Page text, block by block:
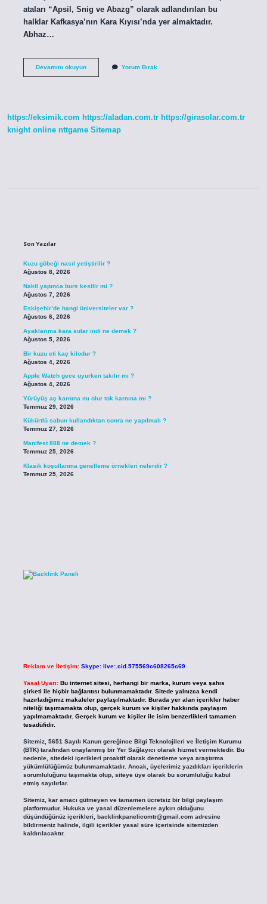
ataları “Apsil, Snig ve Abazg” olarak adlandırılan bu
halklar Kafkasya’nın Kara Kıyısı’nda yer almaktadır.
Abhaz…
Devamını okuyunAbzeh
Yorum Bırak
https://eksimik.com https://aladan.com.tr https://girasolar.com.tr
knight online nttgame Sitemap
Son Yazılar
Kuzu göbeği nasıl yetiştirilir ?
Ağustos 8, 2026
Nakil yapınca burs kesilir mi ?
Ağustos 7, 2026
Eskişehir’de hangi üniversiteler var ?
Ağustos 6, 2026
Ayaklarıma kara sular indi ne demek ?
Ağustos 5, 2026
Bir kuzu eti kaç kilodur ?
Ağustos 4, 2026
Apple Watch gece uyurken takılır mı ?
Ağustos 4, 2026
Yürüyüş aç karnına mı olur tok karnına mı ?
Temmuz 29, 2026
Kükürtlü sabun kullandıktan sonra ne yapılmalı ?
Temmuz 27, 2026
Manifest 888 ne demek ?
Temmuz 25, 2026
Klasik koşullanma genelleme örnekleri nelerdir ?
Temmuz 25, 2026
Reklam ve İletişim: Skype: live:.cid.575569c608265c69
Yasal Uyarı: Bu internet sitesi, herhangi bir marka, kurum veya şahıs
şirketi ile hiçbir bağlantısı bulunmamaktadır. Sitede yalnızca kendi
hazırladığımız makaleler paylaşılmaktadır. Burada yer alan içerikler haber
niteliği taşımamakta olup, gerçek kurum ve kişiler hakkında paylaşım
yapılmamaktadır. Gerçek kurum ve kişiler ile isim benzerlikleri tamamen
tesadüfidir.
Sitemiz, 5651 Sayılı Kanun gereğince Bilgi Teknolojileri ve İletişim Kurumu
(BTK) tarafından onaylanmış bir Yer Sağlayıcı olarak hizmet vermektedir. Bu
nedenle, sitedeki içerikleri proaktif olarak denetleme veya araştırma
yükümlülüğümüz bulunmamaktadır. Ancak, üyelerimiz yazdıkları içeriklerin
sorumluluğunu taşımakta olup, siteye üye olarak bu sorumluluğu kabul
etmiş sayılırlar.
Sitemiz, kar amacı gütmeyen ve tamamen ücretsiz bir bilgi paylaşım
platformudur. Hukuka ve yasal düzenlemelere aykırı olduğunu
düşündüğünüz içerikleri, backlinkpanelicomtr@gmail.comadresine
bildirmeniz halinde, ilgili içerikler yasal süre içerisinde sitemizden
kaldırılacaktır.